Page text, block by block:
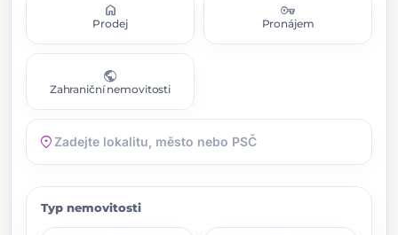
home
Prodej
vpn_key
Pronájem
public
Zahraniční nemovitosti
location_on
Typ nemovitosti